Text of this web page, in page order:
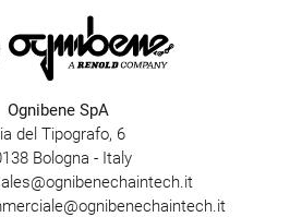
Ognibene SpA
del Tipografo, 6
Bologna - Italy